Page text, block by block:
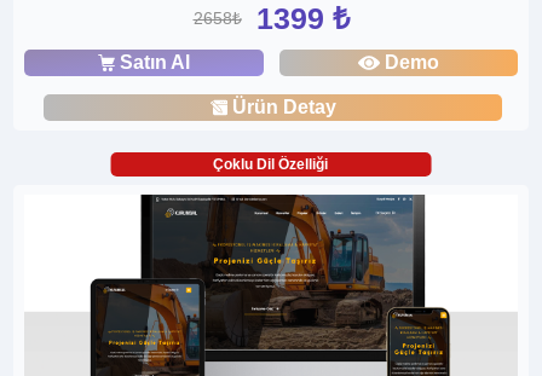
2658₺ 1399 ₺
Satın Al Demo
Ürün Detay
Çoklu Dil Özelliği